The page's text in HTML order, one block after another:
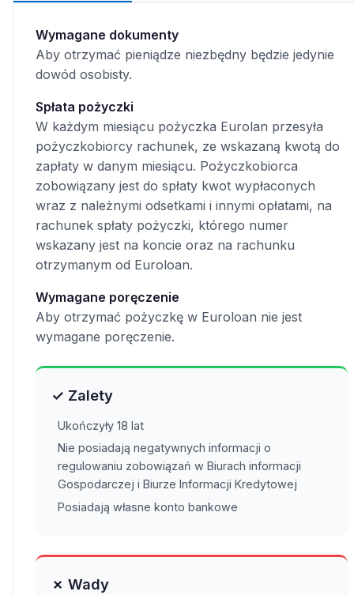
Wymagane dokumenty
Aby otrzymać pieniądze niezbędny będzie jedynie
dowód osobisty.
Spłata pożyczki
W każdym miesiącu pożyczka Eurolan przesyła
pożyczkobiorcy rachunek, ze wskazaną kwotą do
zapłaty w danym miesiącu. Pożyczkobiorca
zobowiązany jest do spłaty kwot wypłaconych
wraz z należnymi odsetkami i innymi opłatami, na
rachunek spłaty pożyczki, którego numer
wskazany jest na koncie oraz na rachunku
otrzymanym od Euroloan.
Wymagane poręczenie
Aby otrzymać pożyczkę w Euroloan nie jest
wymagane poręczenie.
✓ Zalety
Ukończyły 18 lat
Nie posiadają negatywnych informacji o
regulowaniu zobowiązań w Biurach informacji
Gospodarczej i Biurze Informacji Kredytowej
Posiadają własne konto bankowe
✗ Wady